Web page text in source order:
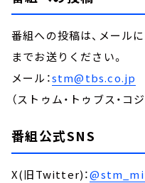
番組への投稿は、メール
までお送りください。
メール：stm@tbs.co.jp
（ストゥム・トゥブス・コ
番組公式SNS
X(旧Twitter)：